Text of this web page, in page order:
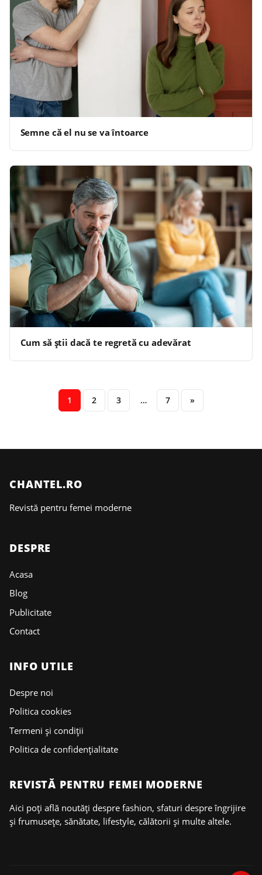
Semne că el nu se va întoarce
Cum să știi dacă te regretă cu adevărat
1 2 3 … 7 »
CHANTEL.RO
Revistă pentru femei moderne
DESPRE
Acasa
Blog
Publicitate
Contact
INFO UTILE
Despre noi
Politica cookies
Termeni și condiții
Politica de confidențialitate
REVISTĂ PENTRU FEMEI MODERNE
Aici poți află noutăți despre fashion, sfaturi despre îngrijire
și frumusețe, sănătate, lifestyle, călătorii și multe altele.